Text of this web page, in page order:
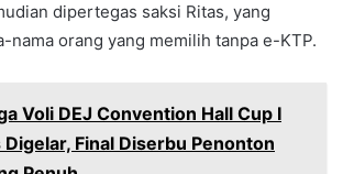
dipertegas saksi Ritas, yang
nama orang yang memilih tanpa e-KTP.
Voli DEJ Convention Hall Cup I
Final Diserbu Penonton